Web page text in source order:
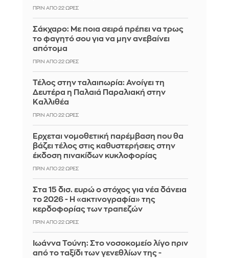
ΠΡΙΝ ΑΠΌ 22 ΏΡΕΣ
Σάκχαρο: Με ποια σειρά πρέπει να τρως
το φαγητό σου για να μην ανεβαίνει
απότομα
ΠΡΙΝ ΑΠΌ 22 ΏΡΕΣ
Τέλος στην ταλαιπωρία: Ανοίγει τη
Δευτέρα η Παλαιά Παραλιακή στην
Καλλιθέα
ΠΡΙΝ ΑΠΌ 22 ΏΡΕΣ
Έρχεται νομοθετική παρέμβαση που θα
βάζει τέλος στις καθυστερήσεις στην
έκδοση πινακίδων κυκλοφορίας
ΠΡΙΝ ΑΠΌ 22 ΏΡΕΣ
Στα 15 δισ. ευρώ ο στόχος για νέα δάνεια
το 2026 - Η «ακτινογραφία» της
κερδοφορίας των τραπεζών
ΠΡΙΝ ΑΠΌ 22 ΏΡΕΣ
Ιωάννα Τούνη: Στο νοσοκομείο λίγο πριν
από το ταξίδι των γενεθλίων της -